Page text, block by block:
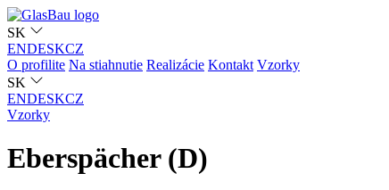
SK
ENDESKCZ
O profilite Na stiahnutie Realizácie Kontakt Vzorky
SK
ENDESKCZ
Vzorky
Eberspächer (D)